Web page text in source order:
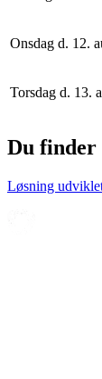
Onsdag d. 12.
Torsdag d. 13.
Du finder
Løsning